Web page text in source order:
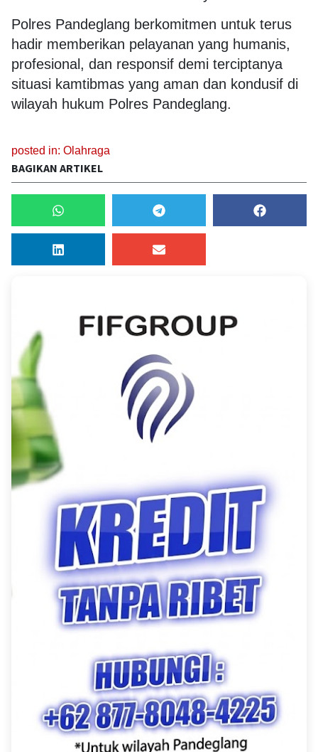
Polres Pandeglang berkomitmen untuk terus
hadir memberikan pelayanan yang humanis,
profesional, dan responsif demi terciptanya
situasi kamtibmas yang aman dan kondusif di
wilayah hukum Polres Pandeglang.
posted in: Olahraga
BAGIKAN ARTIKEL